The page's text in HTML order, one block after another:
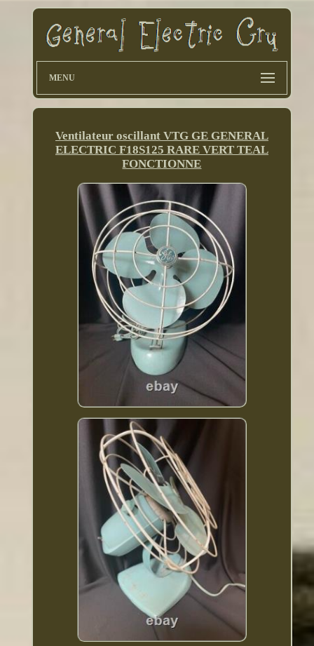
MENU
Ventilateur oscillant VTG GE GENERAL
ELECTRIC F18S125 RARE VERT TEAL
FONCTIONNE